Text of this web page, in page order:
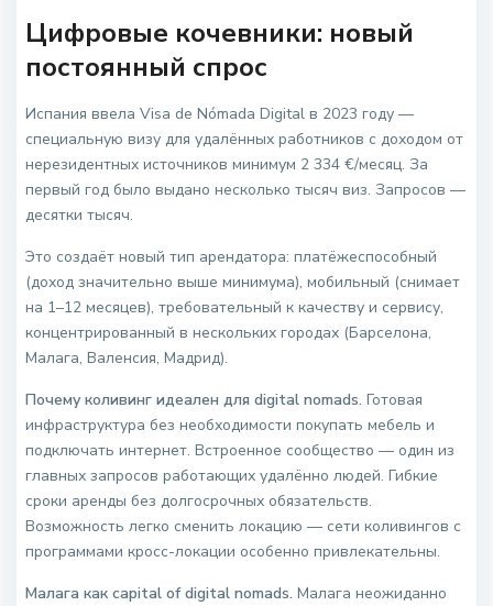
Цифровые кочевники: новый
постоянный спрос
Испания ввела Visa de Nómada Digital в 2023 году —
специальную визу для удалённых работников с доходом от
нерезидентных источников минимум 2 334 €/месяц. За
первый год было выдано несколько тысяч виз. Запросов —
десятки тысяч.
Это создаёт новый тип арендатора: платёжеспособный
(доход значительно выше минимума), мобильный (снимает
на 1–12 месяцев), требовательный к качеству и сервису,
концентрированный в нескольких городах (Барселона,
Малага, Валенсия, Мадрид).
Почему коливинг идеален для digital nomads. Готовая
инфраструктура без необходимости покупать мебель и
подключать интернет. Встроенное сообщество — один из
главных запросов работающих удалённо людей. Гибкие
сроки аренды без долгосрочных обязательств.
Возможность легко сменить локацию — сети коливингов с
программами кросс-локации особенно привлекательны.
Малага как capital of digital nomads. Малага неожиданно